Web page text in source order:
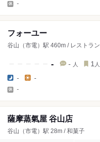
-
フォーユー
谷山（市電）駅 460m / レストラン
- - 人 1 人
- -
-
薩摩蒸氣屋 谷山店
谷山（市電）駅 28m / 和菓子